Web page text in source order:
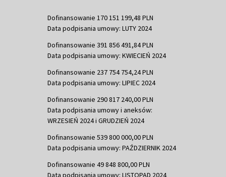
Dofinansowanie 170 151 199,48 PLN
Data podpisania umowy: LUTY 2024
Dofinansowanie 391 856 491,84 PLN
Data podpisania umowy: KWIECIEŃ 2024
Dofinansowanie 237 754 754,24 PLN
Data podpisania umowy: LIPIEC 2024
Dofinansowanie 290 817 240,00 PLN
Data podpisania umowy i aneksów:
WRZESIEŃ 2024 i GRUDZIEŃ 2024
Dofinansowanie 539 800 000,00 PLN
Data podpisania umowy: PAŹDZIERNIK 2024
Dofinansowanie 49 848 800,00 PLN
Data podpisania umowy: LISTOPAD 2024